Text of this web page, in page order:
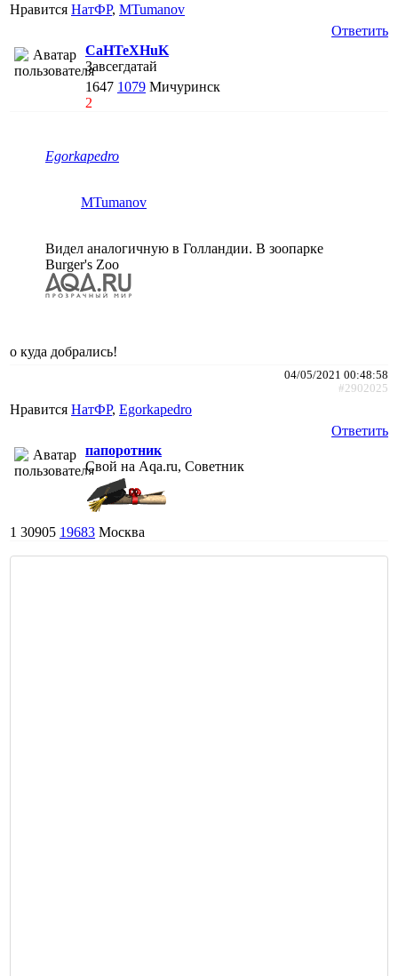
Нравится НатФР, MTumanov
Ответить
CaHTeXHuK
Завсегдатай
1647 1079 Мичуринск
2
Egorkapedro
MTumanov
Видел аналогичную в Голландии. В зоопарке
Burger's Zoo
о куда добрались!
04/05/2021 00:48:58
#2902025
Нравится НатФР, Egorkapedro
Ответить
папоротник
Свой на Aqa.ru, Советник
1 30905 19683 Москва